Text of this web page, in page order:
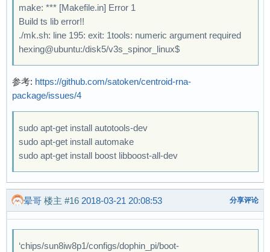
make: *** [Makefile.in] Error 1
Build ts lib error!!
./mk.sh: line 195: exit: 1tools: numeric argument required
hexing@ubuntu:/disk5/v3s_spinor_linux$
参考: https://github.com/satoken/centroid-rna-
package/issues/4
sudo apt-get install autotools-dev
sudo apt-get install automake
sudo apt-get install boost libboost-all-dev
晕哥 楼主 #16 2018-03-21 20:08:53 分享评论
‘chips/sun8iw8p1/configs/dophin_pi/boot-